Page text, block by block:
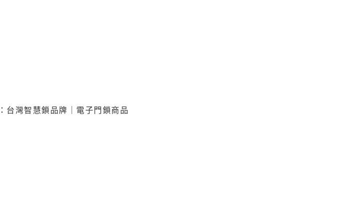
台灣智慧鎖品牌 電子門鎖商品